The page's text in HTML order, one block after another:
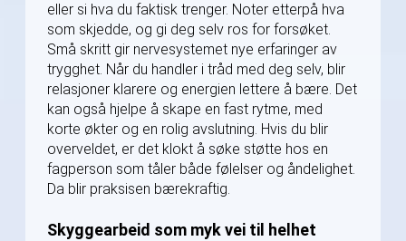
eller si hva du faktisk trenger. Noter etterpå hva
som skjedde, og gi deg selv ros for forsøket.
Små skritt gir nervesystemet nye erfaringer av
trygghet. Når du handler i tråd med deg selv, blir
relasjoner klarere og energien lettere å bære. Det
kan også hjelpe å skape en fast rytme, med
korte økter og en rolig avslutning. Hvis du blir
overveldet, er det klokt å søke støtte hos en
fagperson som tåler både følelser og åndelighet.
Da blir praksisen bærekraftig.
Skyggearbeid som myk vei til helhet